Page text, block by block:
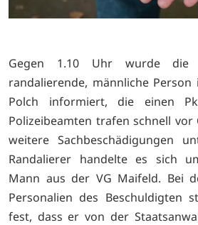
Gegen 1.10 Uhr wurde die
randalierende, männliche
Polch informiert, die einen
Polizeibeamten trafen schnell
weitere Sachbeschädigungen
Randalierer handelte es sich
Mann aus der VG Maifeld. Bei
Personalien des Beschuldigten
fest, dass er von der